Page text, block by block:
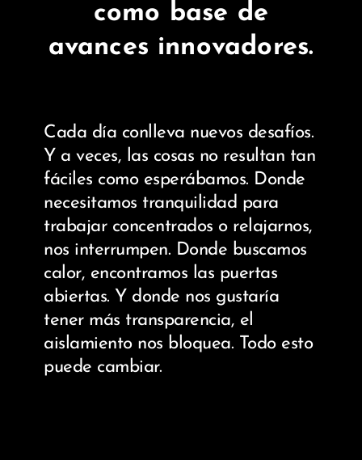
como base de
avances innovadores.
Cada día conlleva nuevos desafíos.
Y a veces, las cosas no resultan tan
fáciles como esperábamos. Donde
necesitamos tranquilidad para
trabajar concentrados o relajarnos,
nos interrumpen. Donde buscamos
calor, encontramos las puertas
abiertas. Y donde nos gustaría
tener más transparencia, el
aislamiento nos bloquea. Todo esto
puede cambiar.